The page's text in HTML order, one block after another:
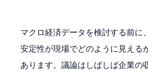
マクロ経済データを検討する前に
安定性が現場でどのように見える
あります。議論はしばしば企業の